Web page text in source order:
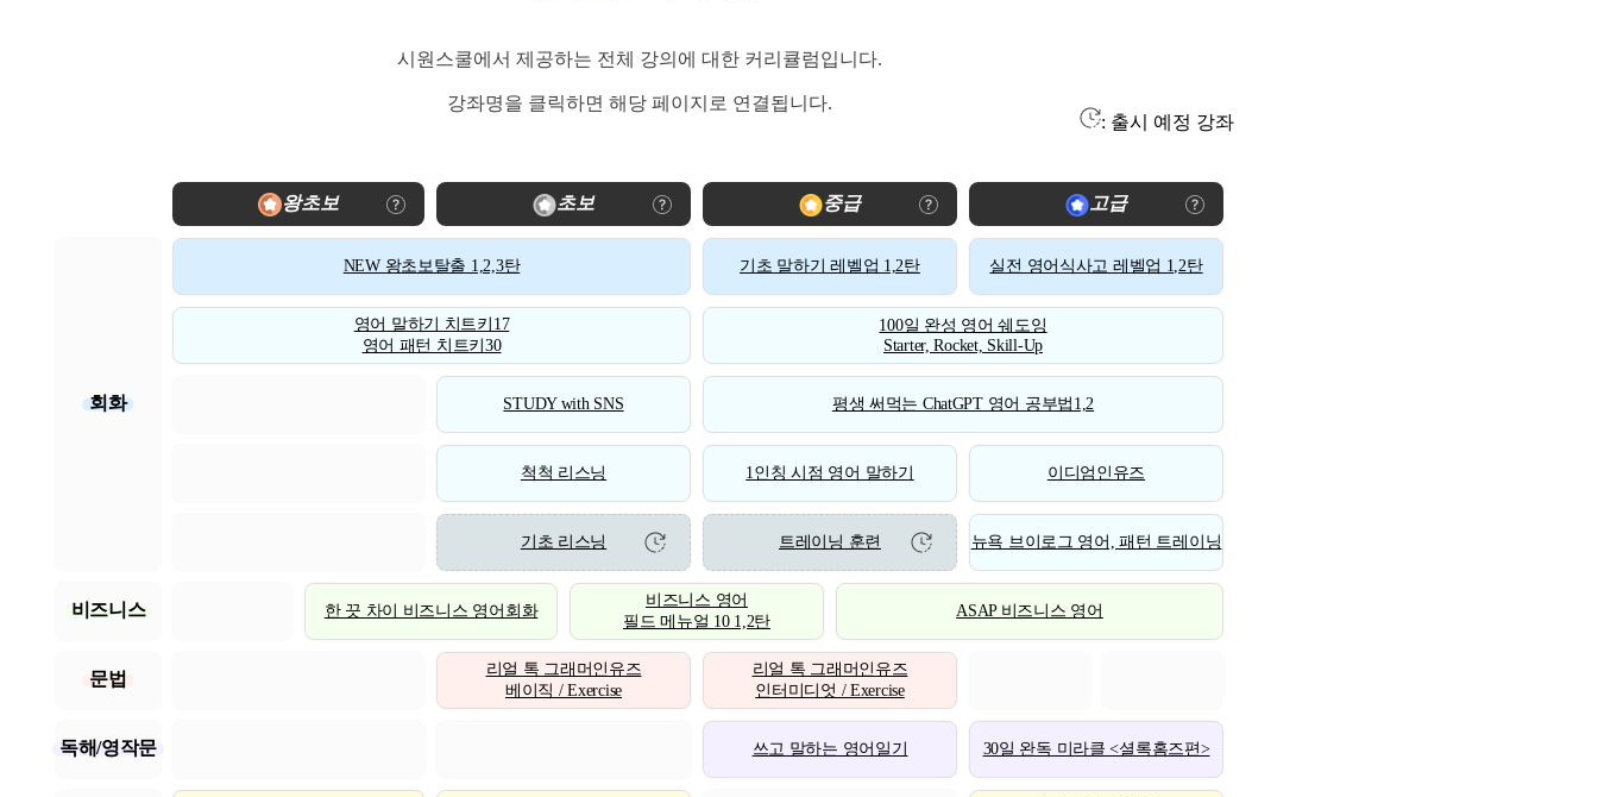
시원스쿨에서 제공하는 전체 강의에 대한 커리큘럼입니다.
강좌명을 클릭하면 해당 페이지로 연결됩니다.
: 출시 예정 강좌
왕초보 초보 중급 고급
회화
NEW 왕초보탈출 1,2,3탄 기초 말하기 레벨업 1,2탄 실전 영어식사고 레벨업 1,2탄
영어 말하기 치트키17
영어 패턴 치트키30
100일 완성 영어 쉐도잉
Starter, Rocket, Skill-Up
STUDY with SNS 평생 써먹는 ChatGPT 영어 공부법1,2
척척 리스닝 1인칭 시점 영어 말하기 이디엄인유즈
기초 리스닝 트레이닝 훈련 뉴욕 브이로그 영어, 패턴 트레이닝
비즈니스 한 끗 차이 비즈니스 영어회화
비즈니스 영어
필드 메뉴얼 10 1,2탄
ASAP 비즈니스 영어
문법
리얼 톡 그래머인유즈
베이직 / Exercise
리얼 톡 그래머인유즈
인터미디엇 / Exercise
독해/영작문 쓰고 말하는 영어일기 30일 완독 미라클 <셜록홈즈편>